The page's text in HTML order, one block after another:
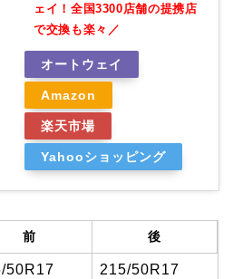
ェイ！全国3300店舗の提携店
で交換も楽々／
オートウェイ
Amazon
楽天市場
Yahooショッピング
前 後
50R17 215/50R17